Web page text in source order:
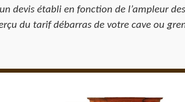
devis établi en fonction de l’ampleur
du tarif débarras de votre cave ou